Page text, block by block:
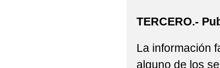
TERCERO.-
La información
alguno de los